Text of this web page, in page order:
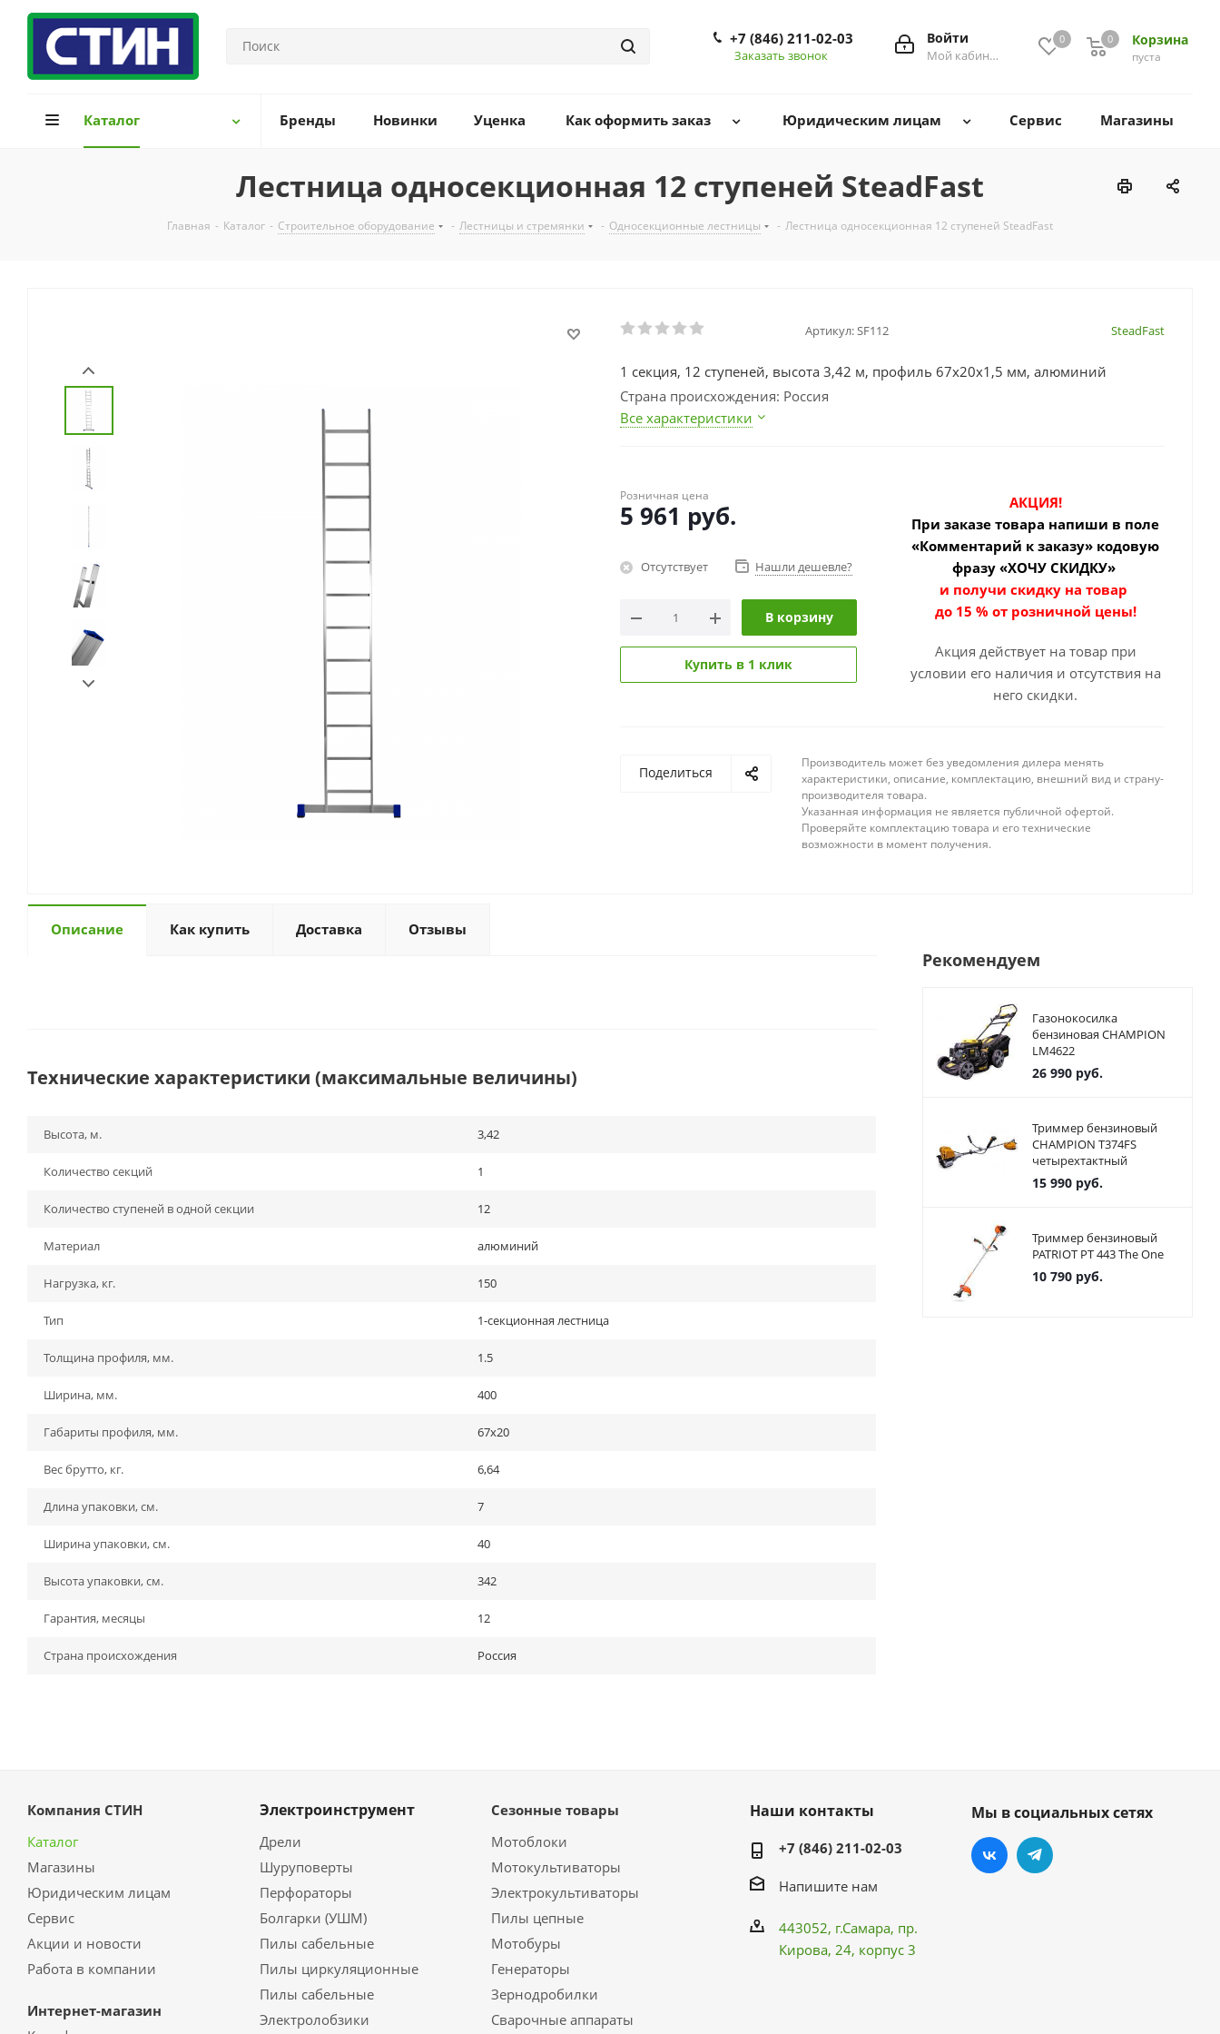
0 Корзина
0
пуста
0
Войти
Мой кабинет
+7 (846) 211-02-03
Заказать звонок
Каталог Бренды Новинки Уценка Как оформить заказ Юридическим лицам Сервис Магазины
Лестница односекционная 12 ступеней SteadFast
Главная - Каталог - Строительное оборудование - Лестницы и стремянки - Односекционные лестницы - Лестница односекционная 12 ступеней SteadFast
Артикул: SF112 SteadFast
1 секция, 12 ступеней, высота 3,42 м, профиль 67х20х1,5 мм, алюминий
Страна происхождения: Россия
Все характеристики
Розничная цена
5 961 руб.
Отсутствует Нашли дешевле?
В корзину
Купить в 1 клик
АКЦИЯ!
При заказе товара напиши в поле
«Комментарий к заказу» кодовую
фразу «ХОЧУ СКИДКУ»
и получи скидку на товар
до 15 % от розничной цены!
Акция действует на товар при
условии его наличия и отсутствия на
него скидки.
Поделиться
Производитель может без уведомления дилера менять
характеристики, описание, комплектацию, внешний вид и страну-
производителя товара.
Указанная информация не является публичной офертой.
Проверяйте комплектацию товара и его технические
возможности в момент получения.
Описание Как купить Доставка Отзывы
Технические характеристики (максимальные величины)
Высота, м. 3,42
Количество секций 1
Количество ступеней в одной секции 12
Материал алюминий
Нагрузка, кг. 150
Тип 1-секционная лестница
Толщина профиля, мм. 1.5
Ширина, мм. 400
Габариты профиля, мм. 67х20
Вес брутто, кг. 6,64
Длина упаковки, см. 7
Ширина упаковки, см. 40
Высота упаковки, см. 342
Гарантия, месяцы 12
Страна происхождения Россия
Рекомендуем
Газонокосилка
бензиновая CHAMPION
LM4622
26 990руб.
Триммер бензиновый
CHAMPION T374FS
четырехтактный
15 990руб.
Триммер бензиновый
PATRIOT PT 443 The One
10 790руб.
Компания СТИН
Каталог
Магазины
Юридическим лицам
Сервис
Акции и новости
Работа в компании
Интернет-магазин
Электроинструмент
Дрели
Шуруповерты
Перфораторы
Болгарки (УШМ)
Пилы сабельные
Пилы циркуляционные
Пилы сабельные
Электролобзики
Сезонные товары
Мотоблоки
Мотокультиваторы
Электрокультиваторы
Пилы цепные
Мотобуры
Генераторы
Зернодробилки
Сварочные аппараты
Наши контакты
+7 (846) 211-02-03
Напишите нам
443052, г.Самара, пр.
Кирова, 24, корпус 3
Мы в социальных сетях